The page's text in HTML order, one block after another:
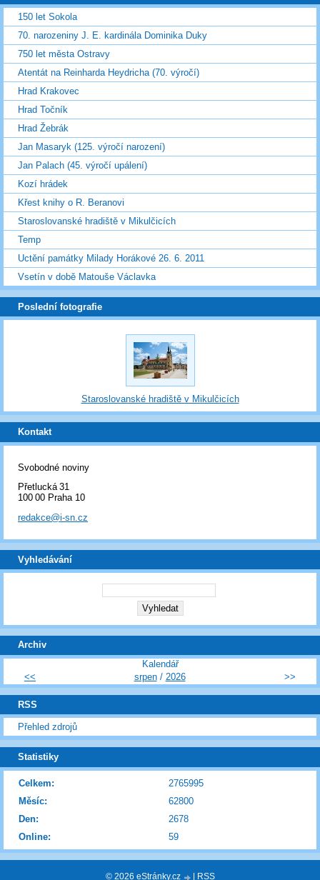
150 let Sokola
70. narozeniny J. E. kardinála Dominika Duky
750 let města Ostravy
Atentát na Reinharda Heydricha (70. výročí)
Hrad Krakovec
Hrad Točník
Hrad Žebrák
Jan Masaryk (125. výročí narození)
Jan Palach (45. výročí upálení)
Kozí hrádek
Křest knihy o R. Beranovi
Staroslovanské hradiště v Mikulčicích
Temp
Uctění památky Milady Horákové 26. 6. 2011
Vsetín v době Matouše Václavka
Poslední fotografie
Staroslovanské hradiště v Mikulčicích
Kontakt
Svobodné noviny
Přetlucká 31
100 00 Praha 10
redakce@i-sn.cz
Vyhledávání
Archiv
Kalendář
<<
srpen/ 2026 >>
RSS
Přehled zdrojů
Statistiky
Online: 59
Celkem:
2765995
Měsíc:
62800
Den:
2678
© 2026 eStránky.cz RSS